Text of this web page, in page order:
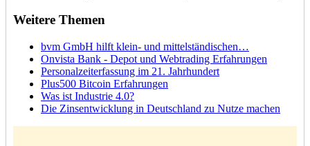
Weitere Themen
bvm GmbH hilft klein- und mittelständischen…
Onvista Bank - Depot und Webtrading Erfahrungen
Personalzeiterfassung im 21. Jahrhundert
Plus500 Bitcoin Erfahrungen
Was ist Industrie 4.0?
Die Zinsentwicklung in Deutschland zu Nutze machen